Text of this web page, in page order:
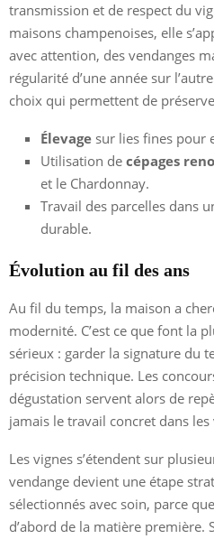
transmission et de respect du
maisons champenoises, elle
avec attention, des vendanges
régularité d’une année sur
choix qui permettent de
Élevage sur lies fines pour
Utilisation de cépages
et le Chardonnay.
Travail des parcelles dans
durable.
Évolution au fil des ans
Au fil du temps, la maison a
modernité. C’est ce que font la
sérieux : garder la signature du
précision technique. Les
dégustation servent alors de
jamais le travail concret dans les
Les vignes s’étendent sur
vendange devient une étape
sélectionnés avec soin, parce
d’abord de la matière première.